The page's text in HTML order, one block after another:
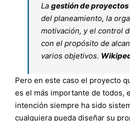
La gestión de proyectos
del planeamiento, la
motivación, y el control
con el propósito de
varios objetivos.
Pero en este caso el proyecto
es el más importante de todos,
intención siempre ha sido
cualquiera pueda diseñar su